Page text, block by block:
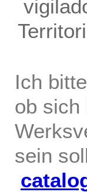
Ich
ob sich
sein